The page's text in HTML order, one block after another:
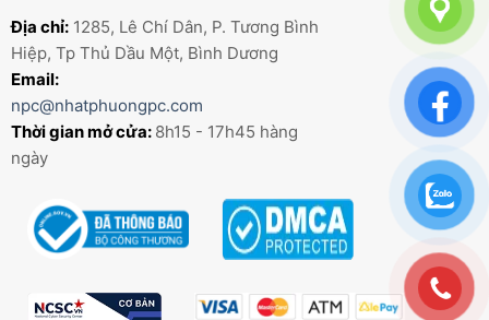
Địa chỉ: 1285, Lê Chí Dân, P. Tương Bình
Hiệp, Tp Thủ Dầu Một, Bình Dương
Email:
npc@nhatphuongpc.com
Thời gian mở cửa: 8h15 - 17h45 hàng
ngày